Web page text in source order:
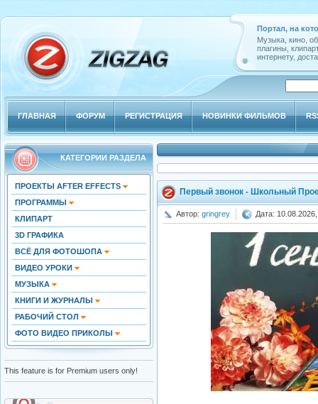
Портал, на
Музыка, кино,
плагины,
интернету,
ГЛАВНАЯ ФОРУМ РЕГИСТРАЦИЯ НОВИНКИ ФИЛЬМОВ
КАТЕГОРИИ РАЗДЕЛА
ПРОЕКТЫ AFTER EFFECTS
ПРОГРАММЫ
КЛИПАРТ
3D ГРАФИКА
ВСЁ ДЛЯ ФОТОШОПА
ВИДЕО УРОКИ
МУЗЫКА
КНИГИ И ЖУРНАЛЫ
РАБОЧИЙ СТОЛ
ФОТО ВИДЕО ПРИКОЛЫ
This feature is for Premium users only!
Первый звонок - Школьный
Автор: gringrey Дата: